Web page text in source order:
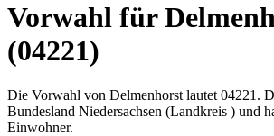
Vorwahl für
(04221)
Die Vorwahl von Delmenhorst lautet 04221.
Bundesland Niedersachsen (Landkreis ) und
Einwohner.